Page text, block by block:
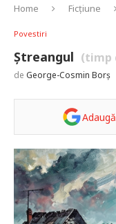
Home Ficțiune
Povestiri
Ștreangul (timp
de George-Cosmin Borș